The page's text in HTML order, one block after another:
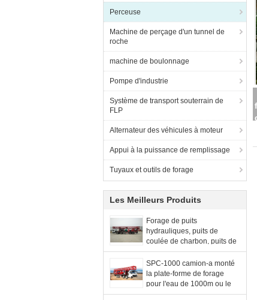
Perceuse
Machine de perçage d'un tunnel de
roche
machine de boulonnage
Pompe d'industrie
Système de transport souterrain de
FLP
Alternateur des véhicules à moteur
Appui à la puissance de remplissage
Tuyaux et outils de forage
Les Meilleurs Produits
Forage de puits
hydrauliques, puits de
coulée de charbon, puits de
coulée, puits géothermiques
SPC-1000 camion-a monté
la plate-forme de forage
pour l'eau de 1000m ou le
trou hydrogéologique